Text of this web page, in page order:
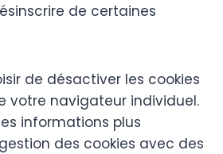
de certaines
de désactiver les cookies
votre navigateur individuel.
informations plus
des cookies avec des